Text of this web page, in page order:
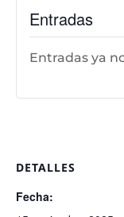
DETALLES
Fecha:
Entradas
Entradas ya